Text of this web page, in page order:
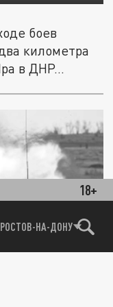
18+
РОСТОВ-НА-ДОНУ
боев
километра
в ДНР...